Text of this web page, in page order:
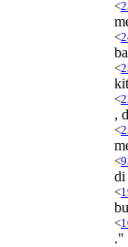
<
<
<
<
,
<
<
di
<
<
."